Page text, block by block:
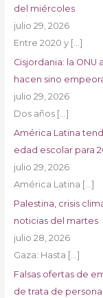
del miércoles
julio 29, 2026
Entre 2020 y […]
Cisjordania: la
hacen sino
julio 29, 2026
Dos años […]
América Latina
edad escolar para
julio 29, 2026
América Latina […]
Palestina, crisis
noticias del martes
julio 28, 2026
Gaza: Hasta […]
Falsas ofertas de
de trata de